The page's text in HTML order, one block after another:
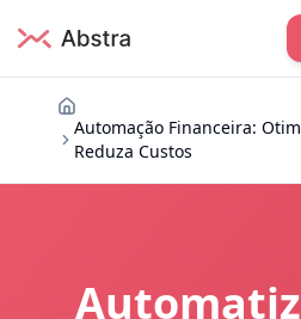
Automação Financeira:
Reduza Custos